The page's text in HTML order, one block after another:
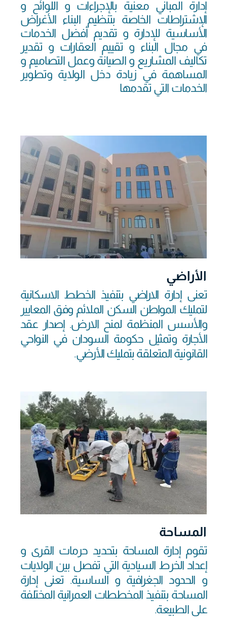
إدارة المباني معنية بالإجراءات و اللوائح و
الإشتراطات الخاصة بتنظيم البناء الأغراض
الأساسية للإدارة و تقديم أفضل الخدمات
في مجال البناء و تقييم العقارات و تقدير
تكاليف المشاريع و الصيانة وعمل التصاميم و
المساهمة في زيادة دخل الولاية وتطوير
الخدمات التي تقدمها
الأراضي
تعنى إدارة الاراضي بتنفيذ الخطط الاسكانية
لتمليك المواطن السكن الملائم وفق المعايير
والأسس المنظمة لمنح الارض. إصدار عقد
الأجارة وتمثيل حكومة السودان في النواحي
القانونية المتعلقة بتمليك الأرضي.
المساحة
تقوم إدارة المساحة بتحديد حرمات القرى و
إعداد الخرط السيادية التي تفصل بين الولايات
و الحدود الجغرافية و الساسية. تعنى إدارة
المساحة بتنفيذ المخططات العمرانية المختلفة
على الطبيعة.